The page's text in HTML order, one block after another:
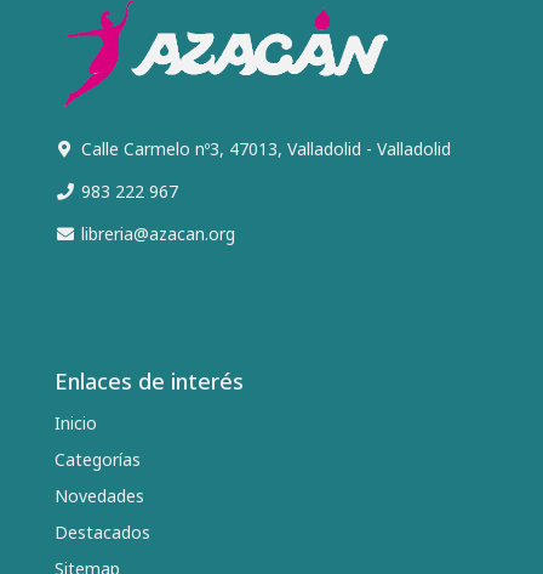
Calle Carmelo nº3, 47013, Valladolid - Valladolid
983 222 967
libreria@azacan.org
Enlaces de interés
Inicio
Categorías
Novedades
Destacados
Sitemap